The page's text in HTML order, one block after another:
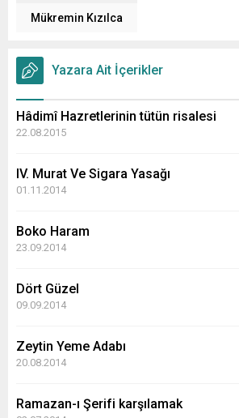
Mükremin Kızılca
Yazara Ait İçerikler
Hâdimî Hazretlerinin tütün risalesi
22.08.2015
IV. Murat Ve Sigara Yasağı
01.11.2014
Boko Haram
23.09.2014
Dört Güzel
09.09.2014
Zeytin Yeme Adabı
20.08.2014
Ramazan-ı Şerifi karşılamak